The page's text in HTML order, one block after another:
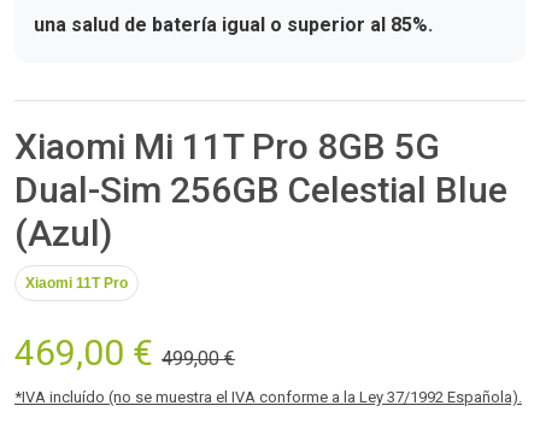
una salud de batería igual o superior al 85%.
Xiaomi Mi 11T Pro 8GB 5G
Dual-Sim 256GB Celestial Blue
(Azul)
Xiaomi 11T Pro
469,00 € 499,00 €
*IVA incluído (no se muestra el IVA conforme a la Ley 37/1992 Española).